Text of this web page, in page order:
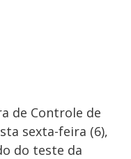
de Controle de
sexta-feira (6),
do teste da